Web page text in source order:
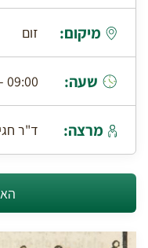
מיקום: זום
שעה: 09:00 - 10:45
מרצה: ד"ר